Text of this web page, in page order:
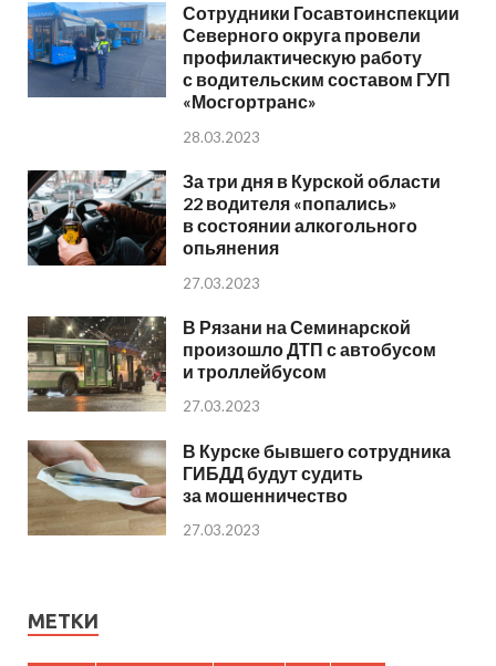
Сотрудники Госавтоинспекции
Северного округа провели
профилактическую работу
с водительским составом ГУП
«Мосгортранс»
28.03.2023
За три дня в Курской области
22 водителя «попались»
в состоянии алкогольного
опьянения
27.03.2023
В Рязани на Семинарской
произошло ДТП с автобусом
и троллейбусом
27.03.2023
В Курске бывшего сотрудника
ГИБДД будут судить
за мошенничество
27.03.2023
МЕТКИ